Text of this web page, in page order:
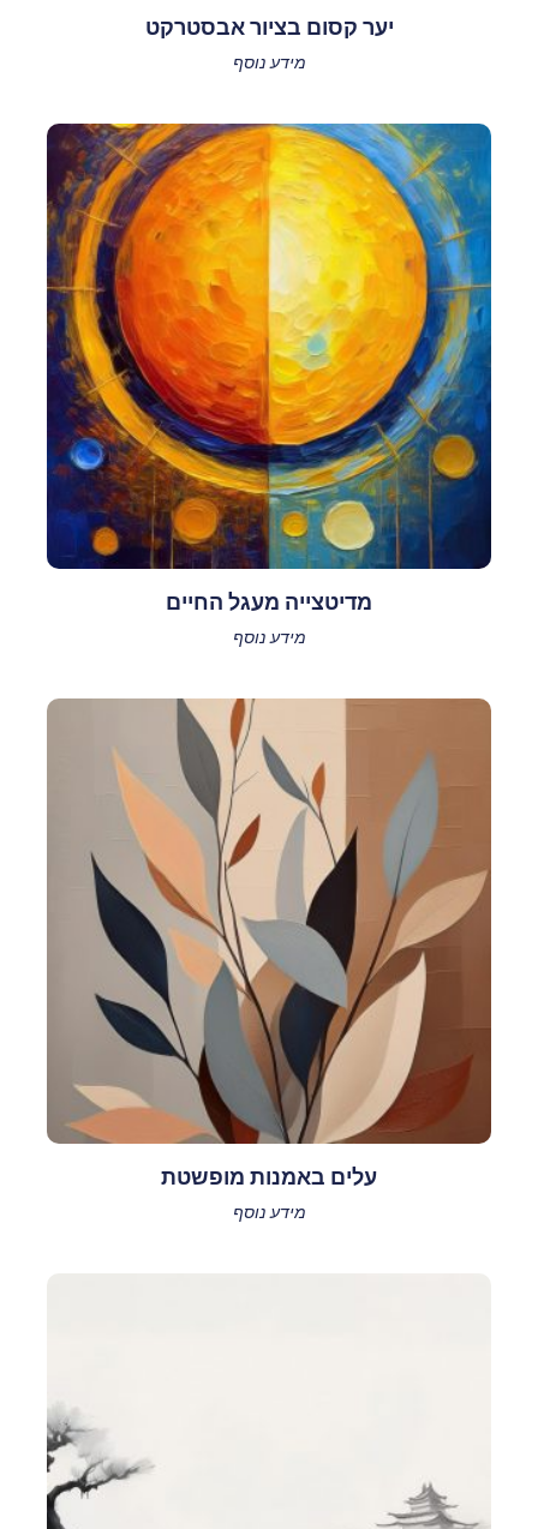
יער קסום בציור אבסטרקט
מידע נוסף
מדיטצייה מעגל החיים
מידע נוסף
עלים באמנות מופשטת
מידע נוסף